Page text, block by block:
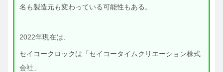
名も製造元も変わっている可能性もある。
2022年現在は、
セイコークロックは「セイコータイムクリエーション株式
会社」